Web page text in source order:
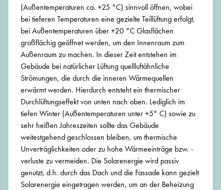
(Außentemperaturen ca. +25 °C) sinnvoll öffnen, wobei
bei tieferen Temperaturen eine gezielte Teillüftung erfolgt,
bei Außentemperaturen über +20 °C Glasflächen
großflächig geöffnet werden, um den Innenraum zum
Außenraum zu machen. In dieser Zeit entstehen im
Gebäude bei natürlicher Lüftung quellluftähnliche
Strömungen, die durch die inneren Wärmequellen
erwärmt werden. Hierdurch entsteht ein thermischer
Durchlüftungseffekt von unten nach oben. Lediglich im
tiefen Winter (Außentemperaturen unter +5° C) sowie zu
sehr heißen Jahreszeiten sollte das Gebäude
weitestgehend geschlossen bleiben, um thermische
Unverträglichkeiten oder zu hohe Wärmeeinträge bzw. -
verluste zu vermeiden. Die Solarenergie wird passiv
genutzt, d.h. durch das Dach und die Fassade kann gezielt
Solarenergie eingetragen werden, um an der Beheizung